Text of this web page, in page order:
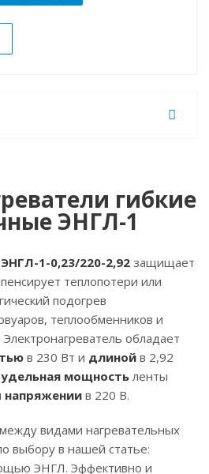
гибкие
ЭНГЛ-1
ЭНГЛ-1-0,23/220-2,92 защищает
теплопотери или
подогрев
теплообменников и
обладает
в 230 Вт и длиной в 2,92
удельная мощностьленты
напряжении в 220 В.
между видами нагревательных
выбору в нашей статье:
ЭНГЛ. Эффективно и